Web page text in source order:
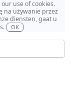
use of cookies.
na używanie przez
diensten, gaat u
OK